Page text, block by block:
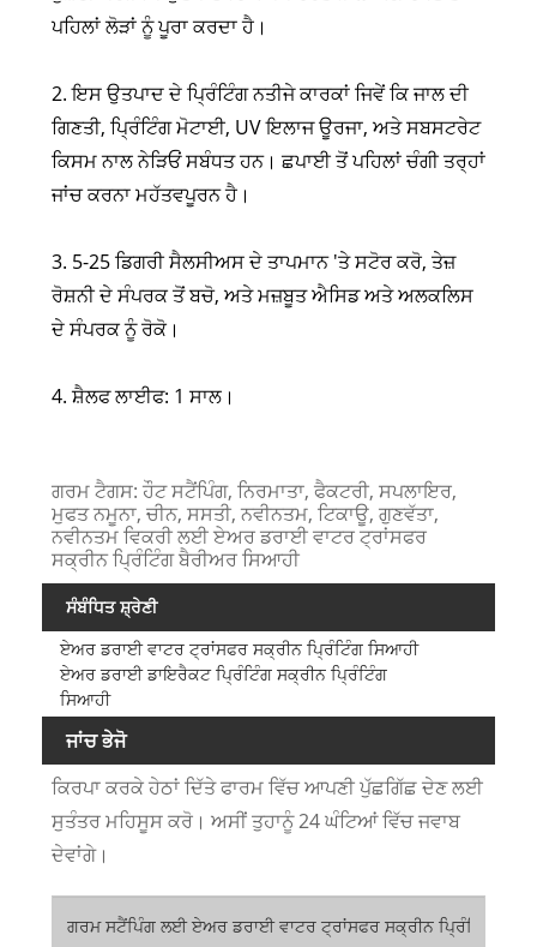
ਪਹਿਲਾਂ ਲੋੜਾਂ ਨੂੰ ਪੂਰਾ ਕਰਦਾ ਹੈ।
2. ਇਸ ਉਤਪਾਦ ਦੇ ਪ੍ਰਿੰਟਿੰਗ ਨਤੀਜੇ ਕਾਰਕਾਂ ਜਿਵੇਂ ਕਿ ਜਾਲ ਦੀ
ਗਿਣਤੀ, ਪ੍ਰਿੰਟਿੰਗ ਮੋਟਾਈ, UV ਇਲਾਜ ਊਰਜਾ, ਅਤੇ ਸਬਸਟਰੇਟ
ਕਿਸਮ ਨਾਲ ਨੇੜਿਓਂ ਸਬੰਧਤ ਹਨ। ਛਪਾਈ ਤੋਂ ਪਹਿਲਾਂ ਚੰਗੀ ਤਰ੍ਹਾਂ
ਜਾਂਚ ਕਰਨਾ ਮਹੱਤਵਪੂਰਨ ਹੈ।
3. 5-25 ਡਿਗਰੀ ਸੈਲਸੀਅਸ ਦੇ ਤਾਪਮਾਨ 'ਤੇ ਸਟੋਰ ਕਰੋ, ਤੇਜ਼
ਰੋਸ਼ਨੀ ਦੇ ਸੰਪਰਕ ਤੋਂ ਬਚੋ, ਅਤੇ ਮਜ਼ਬੂਤ ​​ਐਸਿਡ ਅਤੇ ਅਲਕਲਿਸ
ਦੇ ਸੰਪਰਕ ਨੂੰ ਰੋਕੋ।
4. ਸ਼ੈਲਫ ਲਾਈਫ: 1 ਸਾਲ।
ਗਰਮ ਟੈਗਸ: ਹੌਟ ਸਟੈਂਪਿੰਗ, ਨਿਰਮਾਤਾ, ਫੈਕਟਰੀ, ਸਪਲਾਇਰ,
ਮੁਫਤ ਨਮੂਨਾ, ਚੀਨ, ਸਸਤੀ, ਨਵੀਨਤਮ, ਟਿਕਾਊ, ਗੁਣਵੱਤਾ,
ਨਵੀਨਤਮ ਵਿਕਰੀ ਲਈ ਏਅਰ ਡਰਾਈ ਵਾਟਰ ਟ੍ਰਾਂਸਫਰ
ਸਕ੍ਰੀਨ ਪ੍ਰਿੰਟਿੰਗ ਬੈਰੀਅਰ ਸਿਆਹੀ
ਸੰਬੰਧਿਤ ਸ਼੍ਰੇਣੀ
ਏਅਰ ਡਰਾਈ ਵਾਟਰ ਟ੍ਰਾਂਸਫਰ ਸਕ੍ਰੀਨ ਪ੍ਰਿੰਟਿੰਗ ਸਿਆਹੀ
ਏਅਰ ਡਰਾਈ ਡਾਇਰੈਕਟ ਪ੍ਰਿੰਟਿੰਗ ਸਕ੍ਰੀਨ ਪ੍ਰਿੰਟਿੰਗ
ਸਿਆਹੀ
ਜਾਂਚ ਭੇਜੋ
ਕਿਰਪਾ ਕਰਕੇ ਹੇਠਾਂ ਦਿੱਤੇ ਫਾਰਮ ਵਿੱਚ ਆਪਣੀ ਪੁੱਛਗਿੱਛ ਦੇਣ ਲਈ
ਸੁਤੰਤਰ ਮਹਿਸੂਸ ਕਰੋ। ਅਸੀਂ ਤੁਹਾਨੂੰ 24 ਘੰਟਿਆਂ ਵਿੱਚ ਜਵਾਬ
ਦੇਵਾਂਗੇ।